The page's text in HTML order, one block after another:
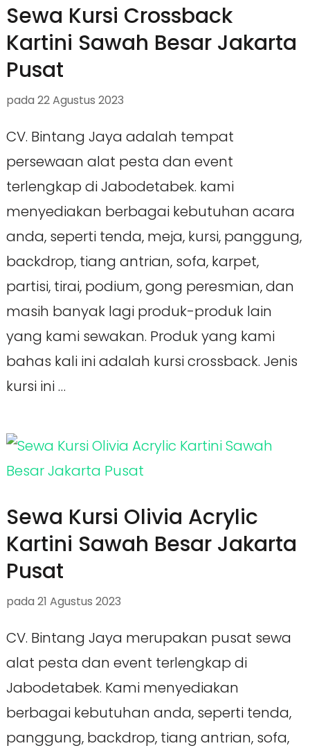
Sewa Kursi Crossback
Kartini Sawah Besar Jakarta
Pusat
pada 22 Agustus 2023
CV. Bintang Jaya adalah tempat
persewaan alat pesta dan event
terlengkap di Jabodetabek. kami
menyediakan berbagai kebutuhan acara
anda, seperti tenda, meja, kursi, panggung,
backdrop, tiang antrian, sofa, karpet,
partisi, tirai, podium, gong peresmian, dan
masih banyak lagi produk-produk lain
yang kami sewakan. Produk yang kami
bahas kali ini adalah kursi crossback. Jenis
kursi ini …
Sewa Kursi Olivia Acrylic
Kartini Sawah Besar Jakarta
Pusat
pada 21 Agustus 2023
CV. Bintang Jaya merupakan pusat sewa
alat pesta dan event terlengkap di
Jabodetabek. Kami menyediakan
berbagai kebutuhan anda, seperti tenda,
panggung, backdrop, tiang antrian, sofa,